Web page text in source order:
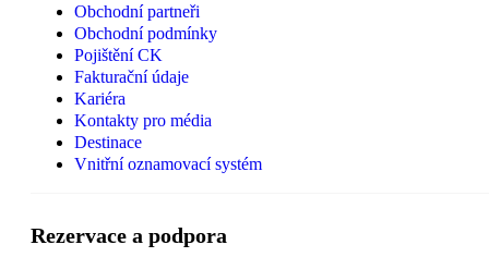
Obchodní partneři
Obchodní podmínky
Pojištění CK
Fakturační údaje
Kariéra
Kontakty pro média
Destinace
Vnitřní oznamovací systém
Rezervace a podpora